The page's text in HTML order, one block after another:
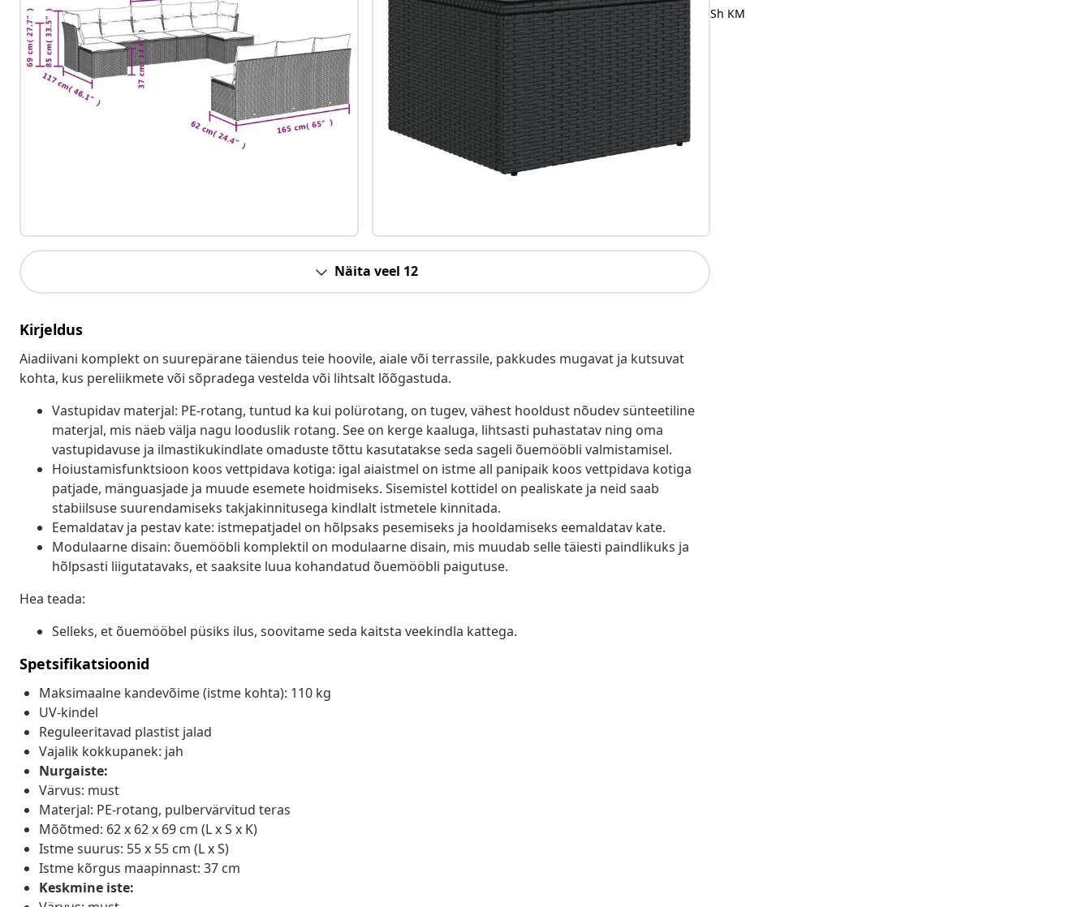
Näita veel 12
Kirjeldus
Aiadiivani komplekt on suurepärane täiendus teie hoovile, aiale või terrassile, pakkudes mugavat ja kutsuvat
kohta, kus pereliikmete või sõpradega vestelda või lihtsalt lõõgastuda.
Vastupidav materjal: PE-rotang, tuntud ka kui polürotang, on tugev, vähest hooldust nõudev sünteetiline
materjal, mis näeb välja nagu looduslik rotang. See on kerge kaaluga, lihtsasti puhastatav ning oma
vastupidavuse ja ilmastikukindlate omaduste tõttu kasutatakse seda sageli õuemööbli valmistamisel.
Hoiustamisfunktsioon koos vettpidava kotiga: igal aiaistmel on istme all panipaik koos vettpidava kotiga
patjade, mänguasjade ja muude esemete hoidmiseks. Sisemistel kottidel on pealiskate ja neid saab
stabiilsuse suurendamiseks takjakinnitusega kindlalt istmetele kinnitada.
Eemaldatav ja pestav kate: istmepatjadel on hõlpsaks pesemiseks ja hooldamiseks eemaldatav kate.
Modulaarne disain: õuemööbli komplektil on modulaarne disain, mis muudab selle täiesti paindlikuks ja
hõlpsasti liigutatavaks, et saaksite luua kohandatud õuemööbli paigutuse.
Hea teada:
Selleks, et õuemööbel püsiks ilus, soovitame seda kaitsta veekindla kattega.
Spetsifikatsioonid
Maksimaalne kandevõime (istme kohta): 110 kg
UV-kindel
Reguleeritavad plastist jalad
Vajalik kokkupanek: jah
Nurgaiste:
Värvus: must
Materjal: PE-rotang, pulbervärvitud teras
Mõõtmed: 62 x 62 x 69 cm (L x S x K)
Istme suurus: 55 x 55 cm (L x S)
Istme kõrgus maapinnast: 37 cm
Keskmine iste:
Sh KM